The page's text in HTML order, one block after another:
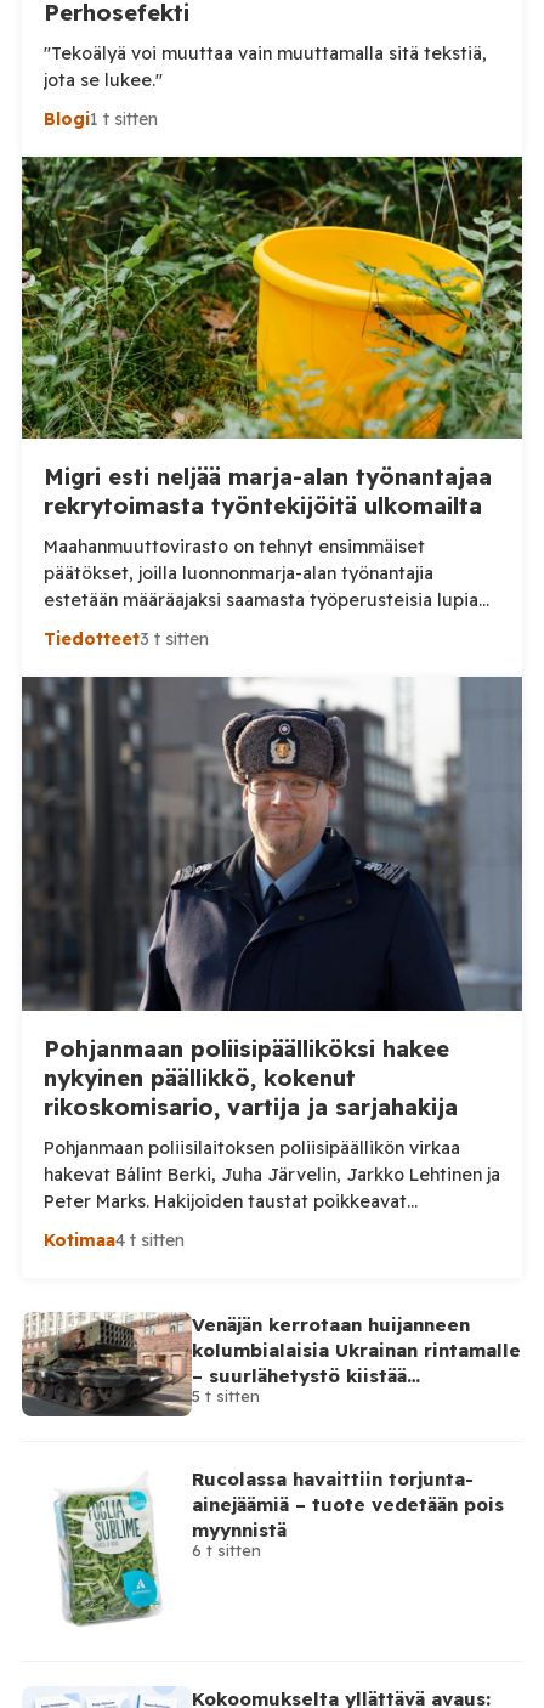
Perhosefekti
"Tekoälyä voi muuttaa vain muuttamalla sitä tekstiä,
jota se lukee."
Blogi1 t sitten
Migri esti neljää marja-alan työnantajaa
rekrytoimasta työntekijöitä ulkomailta
Maahanmuuttovirasto on tehnyt ensimmäiset
päätökset, joilla luonnonmarja-alan työnantajia
estetään määräajaksi saamasta työperusteisia lupia
ulkomailta rekrytoitaville työntekijöille. Päätösten
epäselvyydet ja laiminlyönnit. Maahanmuuttovirasto
on kevään ja kesän 2026 aikana harkinnut lupien
myöntämisestä pidättäytymistä noin 20
luonnonmarja-alalla toimivan työnantajan kohdalla.
Tilaa Posi TV – tuellasi riippumaton suomalainen
uutisointi jatkuu myös tulevaisuudessa. Yhdelletoista
työnantajalle on lähetetty […]
Tiedotteet3 t sitten
Pohjanmaan poliisipäälliköksi hakee
nykyinen päällikkö, kokenut
rikoskomisario, vartija ja sarjahakija
Pohjanmaan poliisilaitoksen poliisipäällikön virkaa
hakevat Bálint Berki, Juha Järvelin, Jarkko Lehtinen ja
Peter Marks. Hakijoiden taustat poikkeavat
huomattavasti toisistaan. Poliisihallitus nimittää
sen virkapaikkana on Vaasa. Poliisipäällikkö vastaa
muun muassa poliisilaitoksen toiminnan, talouden ja
henkilöstön johtamisesta sekä poliisipalvelujen
järjestämisestä laitoksen alueella. Tilaa Posi […]
Kotimaa4 t sitten
Venäjän kerrotaan huijanneen
kolumbialaisia Ukrainan rintamalle
– suurlähetystö kiistää
osallisuutensa
5 t sitten
Rucolassa havaittiin torjunta-
ainejäämiä – tuote vedetään pois
myynnistä
6 t sitten
Kokoomukselta yllättävä avaus: